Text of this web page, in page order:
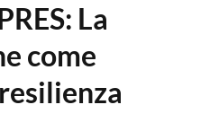
La
come